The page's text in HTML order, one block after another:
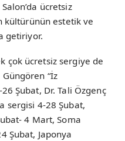
ücretsiz
kültürünün estetik ve
getiriyor.
çok ücretsiz sergiye de
“İz
Şubat, Dr. Tali Özgenç
sergisi 4-28 Şubat,
4 Mart, Soma
Şubat, Japonya